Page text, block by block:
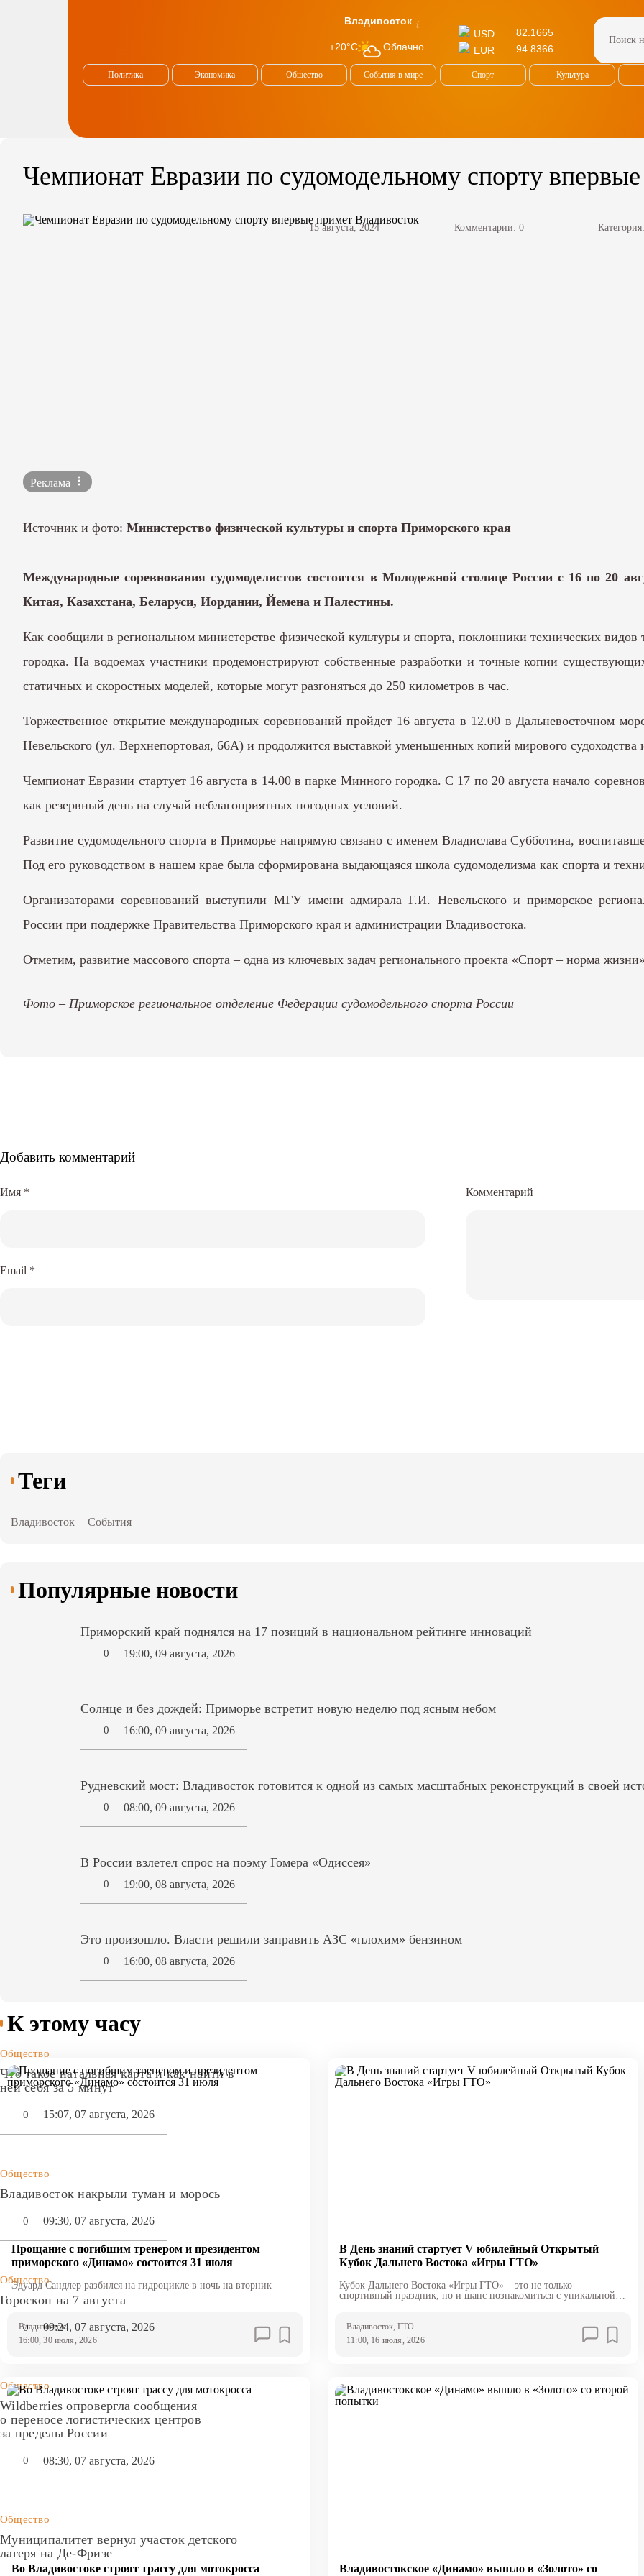
Владивосток
+20°C Облачно
USD
82.1665
EUR
94.8366
Политика Экономика Общество События в мире Спорт Культура
Чемпионат Евразии по судомодельному спорту
15 августа, 2024 Комментарии: 0 Категория:
Реклама
Источник и фото: Министерство физической культуры и спорта Приморского края
Международные соревнования судомоделистов состоятся в Молодежной столице России с 16 по 20
Китая, Казахстана, Беларуси, Иордании, Йемена и Палестины.
Как сообщили в региональном министерстве физической культуры и спорта, поклонники технических видов
городка. На водоемах участники продемонстрируют собственные разработки и точные копии
статичных и скоростных моделей, которые могут разгоняться до 250 километров в час.
Торжественное открытие международных соревнований пройдет 16 августа в 12.00 в Дальневосточном
Невельского (ул. Верхнепортовая, 66А) и продолжится выставкой уменьшенных копий мирового судоходства
Чемпионат Евразии стартует 16 августа в 14.00 в парке Минного городка. С 17 по 20 августа начало
как резервный день на случай неблагоприятных погодных условий.
Развитие судомодельного спорта в Приморье напрямую связано с именем Владислава Субботина,
Под его руководством в нашем крае была сформирована выдающаяся школа судомоделизма как спорта и
Организаторами соревнований выступили МГУ имени адмирала Г.И. Невельского и приморское
России при поддержке Правительства Приморского края и администрации Владивостока.
Отметим, развитие массового спорта – одна из ключевых задач регионального проекта «Спорт – норма жизни»
Фото – Приморское региональное отделение Федерации судомодельного спорта России
Добавить комментарий
Комментарий
Имя *
Email *
Теги
Владивосток События
Популярные новости
Приморский край поднялся на 17 позиций в национальном рейтинге инноваций
0 19:00, 09 августа, 2026
Солнце и без дождей: Приморье встретит новую неделю под ясным небом
0 16:00, 09 августа, 2026
Рудневский мост: Владивосток готовится к одной из самых масштабных реконструкций в своей
0 08:00, 09 августа, 2026
В России взлетел спрос на поэму Гомера «Одиссея»
0 19:00, 08 августа, 2026
Это произошло. Власти решили заправить АЗС «плохим» бензином
0 16:00, 08 августа, 2026
К этому часу
Общество
Что такое натальная карта и как найти в
ней себя за 5 минут
0 15:07, 07 августа, 2026
Общество
Владивосток накрыли туман и морось
0 09:30, 07 августа, 2026
Общество
Гороскоп на 7 августа
0 09:24, 07 августа, 2026
Общество
Wildberries опровергла сообщения
о переносе логистических центров
за пределы России
0 08:30, 07 августа, 2026
Общество
Муниципалитет вернул участок детского
лагеря на Де-Фризе
Прощание с погибшим тренером и президентом
приморского «Динамо» состоится 31 июля
Эдуард Сандлер разбился на гидроцикле в ночь на вторник
Владивосток
16:00, 30 июля, 2026
В День знаний стартует V юбилейный Открытый
Кубок Дальнего Востока «Игры ГТО»
Кубок Дальнего Востока «Игры ГТО» – это не только
спортивный праздник, но и шанс познакомиться с уникальной
Владивосток, ГТО
11:00, 16 июля, 2026
Во Владивостоке строят трассу для мотокросса
Владивостокское «Динамо» вышло в «Золото» со